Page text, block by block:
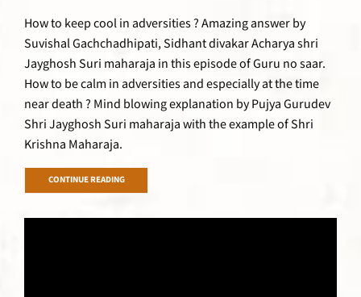
How to keep cool in adversities ? Amazing answer by
Suvishal Gachchadhipati, Sidhant divakar Acharya shri
Jayghosh Suri maharaja in this episode of Guru no saar.
How to be calm in adversities and especially at the time
near death ? Mind blowing explanation by Pujya Gurudev
Shri Jayghosh Suri maharaja with the example of Shri
Krishna Maharaja.
CONTINUE READING